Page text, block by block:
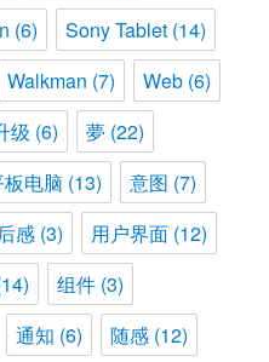
(6) Sony Tablet (14)
Walkman (7) Web (6)
级 (6) 夢 (22)
板电脑 (13) 意图 (7)
感 (3) 用户界面 (12)
组件 (3)
通知 (6) 随感 (12)